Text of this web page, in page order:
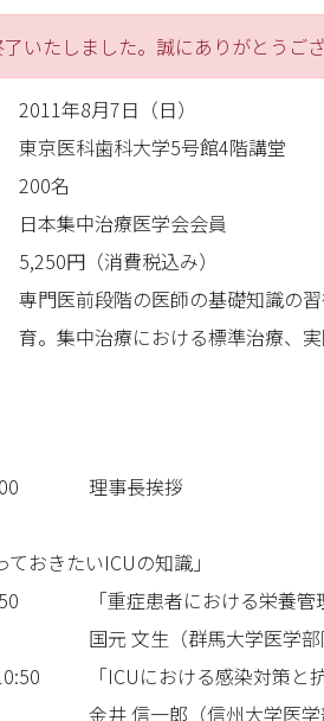
いたしました。誠にありがとうござ
2011年8月7日（日）
東京医科歯科大学5号館4階講堂
200名
日本集中治療医学会会員
5,250円（消費税込み）
専門医前段階の医師の基礎知識の
育。集中治療における標準治療、
理事長挨拶
ておきたいICUの知識」
「重症患者における栄養管
国元 文生（群馬大学医学部
「ICUにおける感染対策と
金井 信一郎（信州大学医学